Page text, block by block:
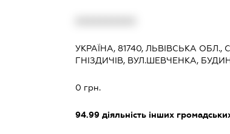
УКРАЇНА, 81740, ЛЬВІВСЬКА
ГНІЗДИЧІВ, ВУЛ.ШЕВЧЕНКА,
0 грн.
94.99 діяльність інших